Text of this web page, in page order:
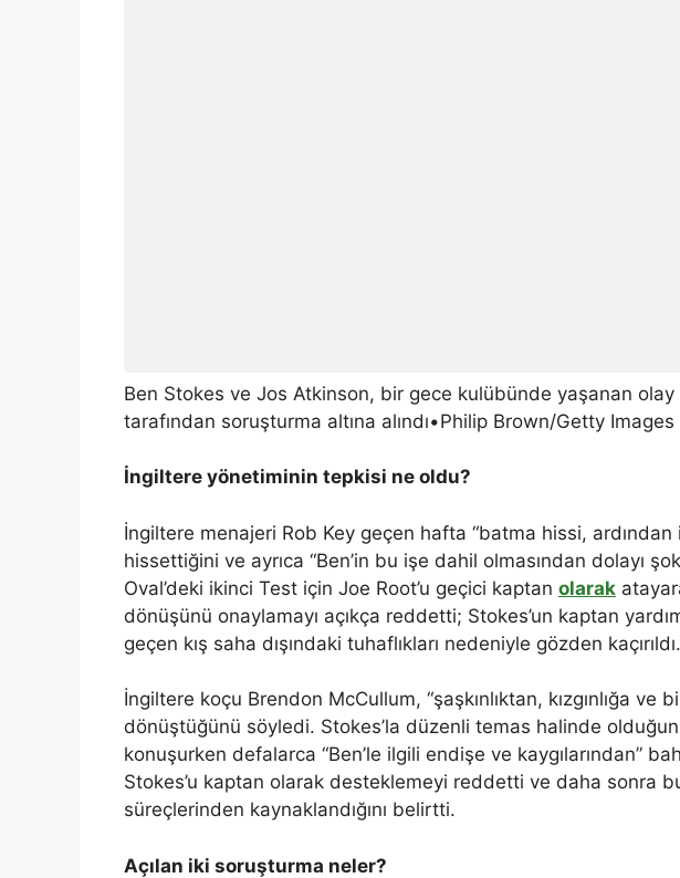
Ben Stokes ve Jos Atkinson, bir gece kulübünde yaşanan
tarafından soruşturma altına alındı•Philip Brown/Getty Images
İngiltere yönetiminin tepkisi ne oldu?
İngiltere menajeri Rob Key geçen hafta “batma hissi, ardından
hissettiğini ve ayrıca “Ben’in bu işe dahil olmasından dolayı
Oval’deki ikinci Test için Joe Root’u geçici kaptan olarak
dönüşünü onaylamayı açıkça reddetti; Stokes’un kaptan
geçen kış saha dışındaki tuhaflıkları nedeniyle gözden kaçırıldı.
İngiltere koçu Brendon McCullum, “şaşkınlıktan, kızgınlığa ve
dönüştüğünü söyledi. Stokes’la düzenli temas halinde
konuşurken defalarca “Ben’le ilgili endişe ve kaygılarından”
Stokes’u kaptan olarak desteklemeyi reddetti ve daha sonra
süreçlerinden kaynaklandığını belirtti.
Açılan iki soruşturma neler?